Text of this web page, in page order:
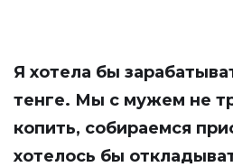
Я хотела бы
тенге. Мы с мужем не
копить, собираемся
хотелось бы